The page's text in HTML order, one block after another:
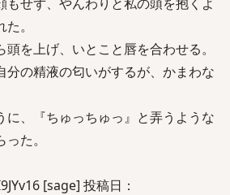
。
を上げ、いとこと唇を合わせる。
分の精液の匂いがするが、かまわな
に、『ちゅっちゅっ』と弄うような
た。
[sage] 投稿日：